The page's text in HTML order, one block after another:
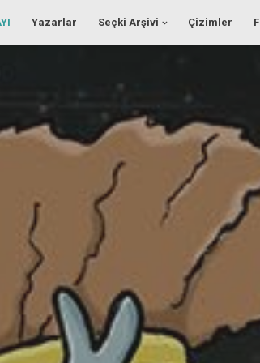
Yazarlar Seçki Arşivi Çizimler